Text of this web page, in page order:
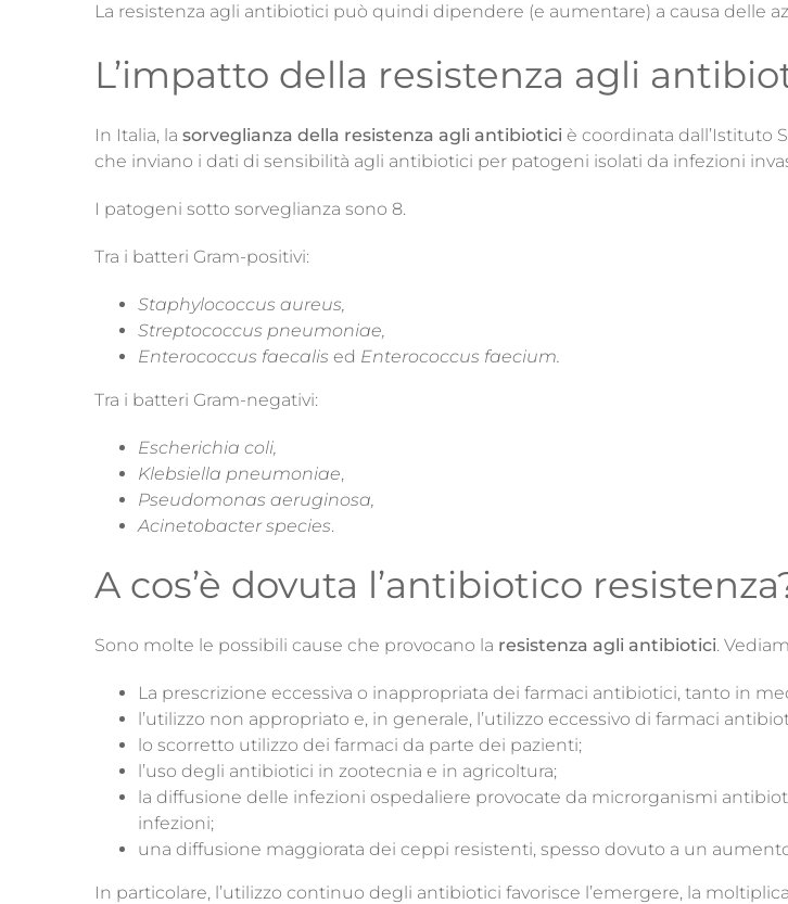
La resistenza agli antibiotici può quindi dipendere (e aumentare) a causa delle
L’impatto della resistenza agli
In Italia, la sorveglianza della resistenza agli antibiotici è coordinata dall’Istituto
che inviano i dati di sensibilità agli antibiotici per patogeni isolati da infezioni
I patogeni sotto sorveglianza sono 8.
Tra i batteri Gram-positivi:
Staphylococcus aureus,
Streptococcus pneumoniae,
Enterococcus faecalis ed Enterococcus faecium.
Tra i batteri Gram-negativi:
Escherichia coli,
Klebsiella pneumoniae,
Pseudomonas aeruginosa,
Acinetobacter species.
A cos’è dovuta l’antibiotico
Sono molte le possibili cause che provocano la resistenza agli antibiotici.
La prescrizione eccessiva o inappropriata dei farmaci antibiotici, tanto in
l’utilizzo non appropriato e, in generale, l’utilizzo eccessivo di farmaci
lo scorretto utilizzo dei farmaci da parte dei pazienti;
l’uso degli antibiotici in zootecnia e in agricoltura;
la diffusione delle infezioni ospedaliere provocate da microrganismi
infezioni;
una diffusione maggiorata dei ceppi resistenti, spesso dovuto a un
In particolare, l’utilizzo continuo degli antibiotici favorisce l’emergere, la